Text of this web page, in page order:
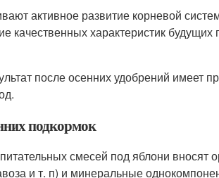
активное развитие корневой
качественных характеристик будущих
после осенних удобрений имеет
подкормок
смесей под яблони вносят
и т. п) и минеральные